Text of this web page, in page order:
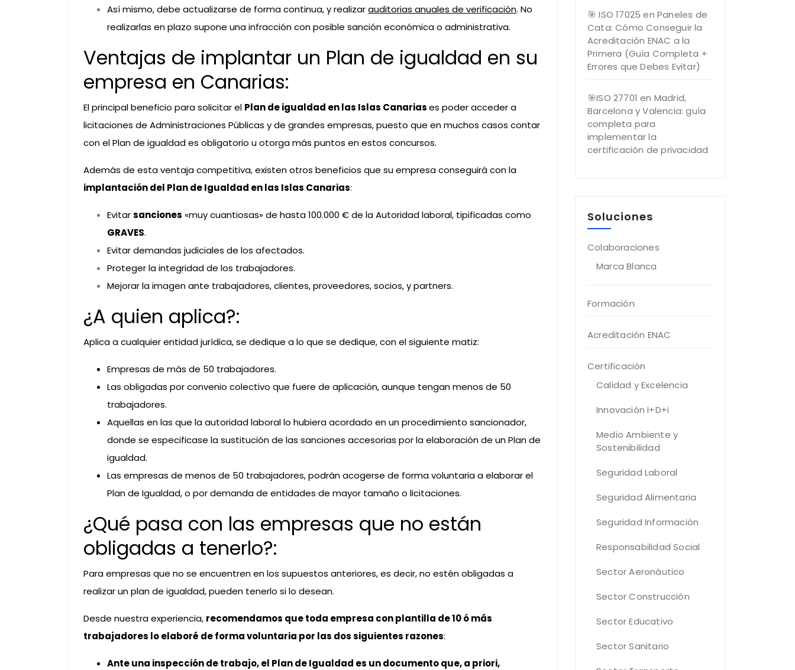
Así mismo, debe actualizarse de forma continua, y realizarauditorias anuales de verificación. No
realizarlas en plazo supone una infracción con posible sanción económica o administrativa.
Ventajas de implantar un Plan de igualdad en su
empresa en Canarias:
El principal beneficio para solicitar el Plan de igualdad en las Islas Canariases poder acceder a
licitaciones de Administraciones Públicas y de grandes empresas, puesto que en muchos casos contar
con el Plan de igualdad es obligatorio u otorga más puntos en estos concursos.
Además de esta ventaja competitiva, existen otros beneficios que su empresa conseguirá con la
implantación del Plan de Igualdad en las Islas Canarias:
Evitarsanciones «muy cuantiosas» de hasta 100.000 € de la Autoridad laboral, tipificadas como
GRAVES.
Evitar demandas judiciales de los afectados.
Proteger la integridad de los trabajadores.
Mejorar la imagen ante trabajadores, clientes, proveedores, socios, y partners.
¿A quien aplica?:
Aplica a cualquier entidad jurídica, se dedique a lo que se dedique, con el siguiente matiz:
Empresas de más de 50 trabajadores.
Las obligadas por convenio colectivo que fuere de aplicación, aunque tengan menos de 50
trabajadores.
Aquellas en las que la autoridad laboral lo hubiera acordado en un procedimiento sancionador,
donde se especificase la sustitución de las sanciones accesorias por la elaboración de un Plan de
igualdad.
Las empresas de menos de 50 trabajadores, podrán acogerse de forma voluntaria a elaborar el
Plan de Igualdad, o por demanda de entidades de mayor tamaño o licitaciones.
¿Qué pasa con las empresas que no están
obligadas a tenerlo?:
Para empresas que no se encuentren en los supuestos anteriores, es decir, no estén obligadas a
realizar un plan de igualdad, pueden tenerlo si lo desean.
Desde nuestra experiencia, recomendamos que toda empresa con plantilla de 10 ó más
trabajadores lo elaboré de forma voluntaria por las dos siguientes razones:
Ante una inspección de trabajo, el Plan de Igualdad es un documento que, a priori,
🎯 ISO 17025 en Paneles de
Cata: Cómo Conseguir la
Acreditación ENAC a la
Primera (Guía Completa +
Errores que Debes Evitar)
🎯ISO 27701 en Madrid,
Barcelona y Valencia: guía
completa para
implementar la
certificación de privacidad
Soluciones
Colaboraciones
Marca Blanca
Formación
Acreditación ENAC
Certificación
Calidad y Excelencia
Innovación I+D+i
Medio Ambiente y
Sostenibilidad
Seguridad Laboral
Seguridad Alimentaria
Seguridad Información
Responsabilidad Social
Sector Aeronáutico
Sector Construcción
Sector Educativo
Sector Sanitario